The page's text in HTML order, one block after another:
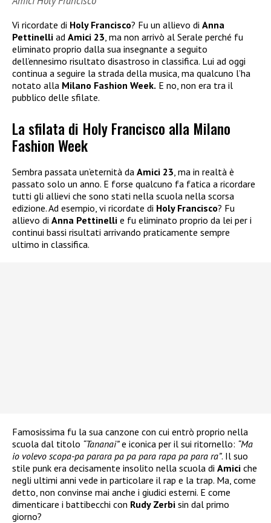
Vi ricordate di Holy Francisco? Fu un allievo di Anna
Pettinelli ad Amici 23, ma non arrivò al Serale perché fu
eliminato proprio dalla sua insegnante a seguito
dell’ennesimo risultato disastroso in classifica. Lui ad oggi
continua a seguire la strada della musica, ma qualcuno l’ha
notato alla Milano Fashion Week. E no, non era tra il
pubblico delle sfilate.
La sfilata di Holy Francisco alla Milano
Fashion Week
Sembra passata un’eternità da Amici 23 , ma in realtà è
passato solo un anno. E forse qualcuno fa fatica a ricordare
tutti gli allievi che sono stati nella scuola nella scorsa
edizione. Ad esempio, vi ricordate di Holy Francisco? Fu
allievo di Anna Pettinelli e fu eliminato proprio da lei per i
continui bassi risultati arrivando praticamente sempre
ultimo in classifica.
Famosissima fu la sua canzone con cui entrò proprio nella
scuola dal titolo “Tananai”e iconica per il sui ritornello: “Ma
io volevo scopa-pa parara pa pa para rapa pa para ra”. Il suo
stile punk era decisamente insolito nella scuola di Amici che
negli ultimi anni vede in particolare il rap e la trap. Ma, come
detto, non convinse mai anche i giudici esterni. E come
dimenticare i battibecchi con Rudy Zerbi sin dal primo
giorno?